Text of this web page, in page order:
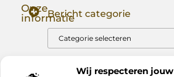
Wij respecteren jouw
Onze
informatieBericht categorie